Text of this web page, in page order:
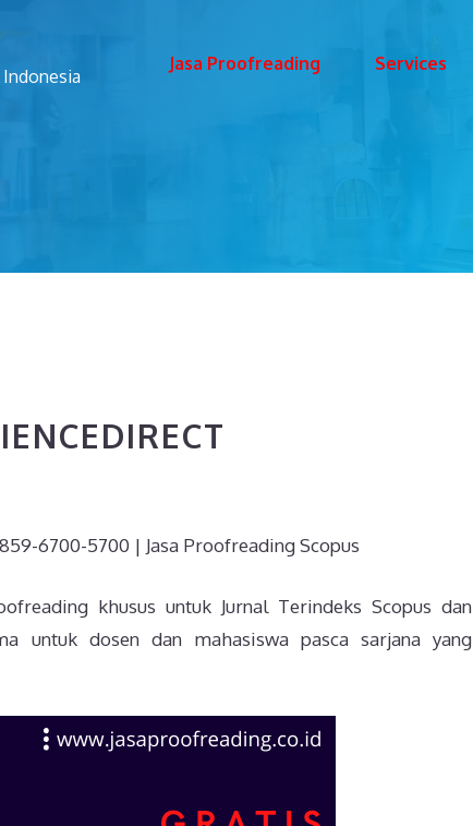
Indonesia
Jasa Proofreading Services
6700-5700 | Jasa Proofreading Scopus
khusus untuk Jurnal Terindeks Scopus dan
untuk dosen dan mahasiswa pasca sarjana yang